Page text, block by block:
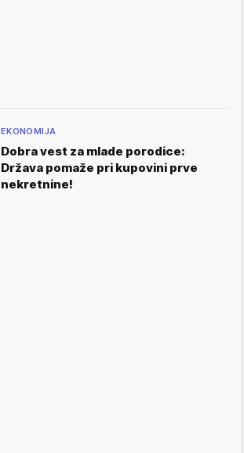
EKONOMIJA
Dobra vest za mlade porodice:
Država pomaže pri kupovini prve
nekretnine!